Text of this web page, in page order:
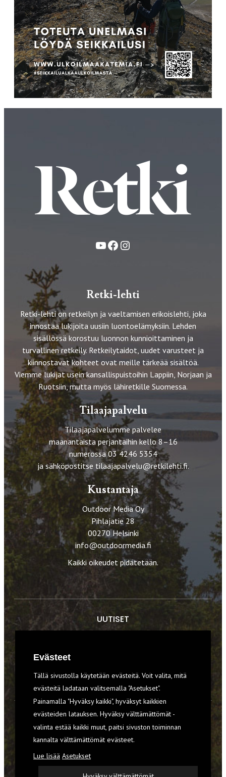
YouTube
FacebookInstagram
Retki-lehti
Retki-lehti on retkeilyn ja vaeltamisen erikoislehti, joka
innostaa lukijoita uusiin luontoelämyksiin. Lehden
sisällössä korostuu luonnon kunnioittaminen ja
turvallinen retkeily. Retkeilytaidot, uudet varusteet ja
kiinnostavat kohteet ovat meille tärkeää sisältöä.
Viemme lukijat usein kansallispuistoihin Lappiin, Norjaan ja
Ruotsiin, mutta myös lähiretkille Suomessa.
Tilaajapalvelu
Tilaajapalvelumme palvelee
maanantaista perjantaihin kello 8–16
numerossa 03 4246 5354
ja sähköpostitse tilaajapalvelu@retkilehti.fi.
Kustantaja
Outdoor Media Oy
Pihlajatie 28
00270 Helsinki
info@outdoormedia.fi
Kaikki oikeudet pidätetään.
UUTISET
VARUSTEET
TILAA RETKI-LEHTI
YHTEYSTIEDOT
REKISTERISELOSTE
Evästeet
Tällä sivustolla käytetään evästeitä. Voit valita, mitä
evästeitä ladataan valitsemalla "Asetukset".
Painamalla "Hyväksy kaikki", hyväksyt kaikkien
evästeiden latauksen. Hyväksy välttämättömät -
valinta estää kaikki muut, paitsi sivuston toiminnan
kannalta välttämättömät evästeet.
Lue lisää Asetukset